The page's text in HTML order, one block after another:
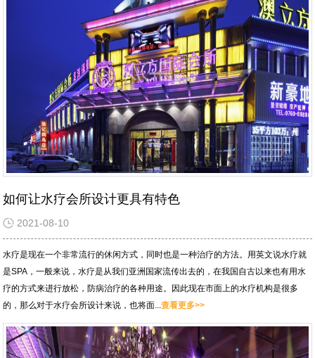
如何让水疗会所设计更具有特色
2021-08-10
水疗是现在一个非常流行的休闲方式，同时也是一种治疗的方法。用英文说水疗就
是SPA，一般来说，水疗是从我们亚洲国家流传出去的，在我国自古以来也有用水
疗的方式来进行放松，防病治疗的各种用途。因此现在市面上的水疗机构是很多
的，那么对于水疗会所设计来说，也将面...查看更多>>